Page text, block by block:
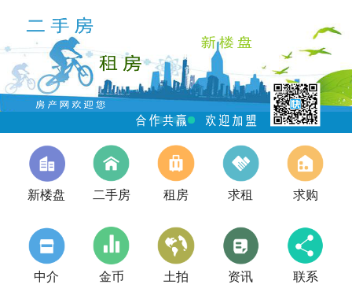
新楼盘 二手房 租房 求租 求购
中介 金币 土拍 资讯 联系